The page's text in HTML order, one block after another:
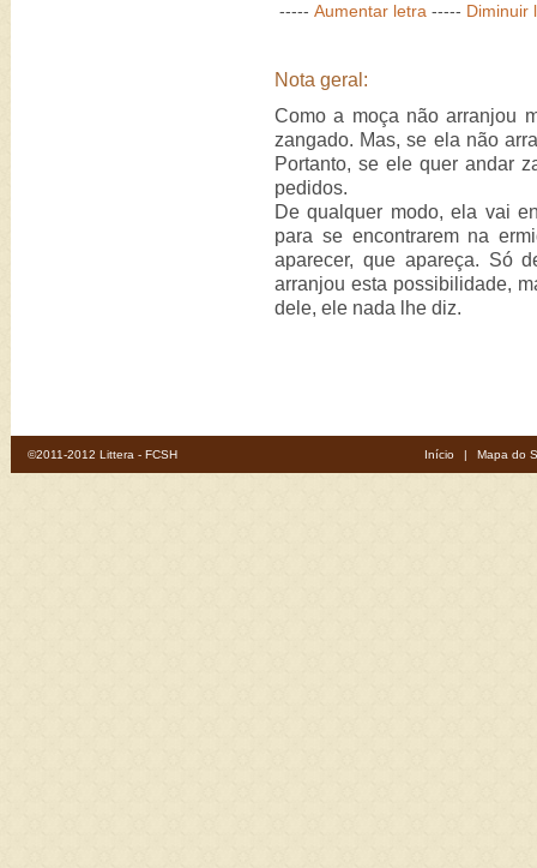
----- Aumentar letra ----- Diminuir
Nota geral:
Como a moça não arranjou
zangado. Mas, se ela não
Portanto, se ele quer andar
pedidos.
De qualquer modo, ela vai
para se encontrarem na
aparecer, que apareça. Só
arranjou esta possibilidade,
dele, ele nada lhe diz.
©2011-2012 Littera - FCSH Início | Mapa do